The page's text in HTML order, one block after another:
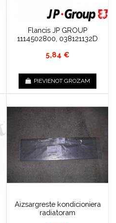
Flancis JP GROUP
1114502800, 038121132D
5,84 €
PIEVIENOT GROZAM
Aizsargreste kondicioniera
radiatoram